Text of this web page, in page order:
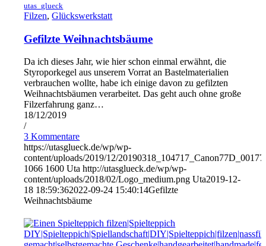
utas_glueck
Filzen,Glückswerkstatt
Gefilzte Weihnachtsbäume
Da ich dieses Jahr, wie hier schon einmal erwähnt, die
Styroporkegel aus unserem Vorrat an Bastelmaterialien
verbrauchen wollte, habe ich einige davon zu gefilzten
Weihnachtsbäumen verarbeitet. Das geht auch ohne große
Filzerfahrung ganz…
18/12/2019
/
3 Kommentare
https://utasglueck.de/wp/wp-
content/uploads/2019/12/
1066 1600 Uta http://utasglueck.de/wp/wp-
content/uploads/2018/02/Logo_medium.png Uta2019-12-
18 18:59:362022-09-24 15:40:14Gefilzte
Weihnachtsbäume